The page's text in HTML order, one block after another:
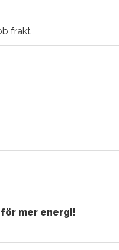
frakt
mer energi!